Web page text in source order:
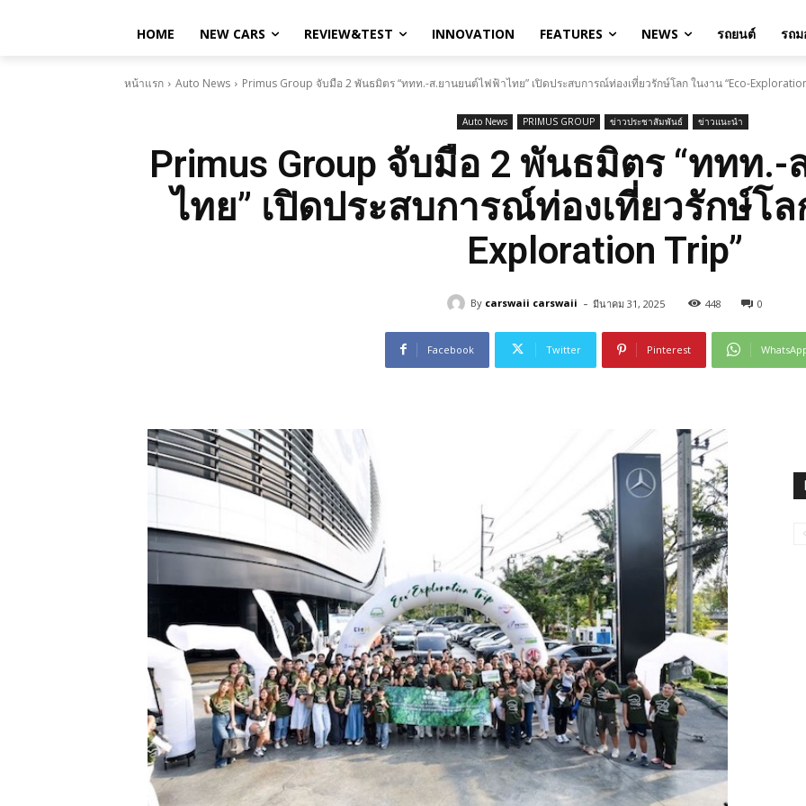
HOME NEW CARS REVIEW&TEST INNOVATION FEATURES NEWS รถยนต์ รถม
หน้าแรก Auto News Primus Group จับมือ 2 พันธมิตร “ททท.-ส.ยานยนต์ไฟฟ้าไทย” เปิดประสบการณ์ท่องเที่ยวรักษ์โลก ในงาน “Eco-
Auto News PRIMUS GROUP ข่าวประชาสัมพันธ์ ข่าวแนะนำ
Primus Group จับมือ 2 พันธมิตร “ททท
ไทย” เปิดประสบการณ์ท่องเที่ยวรักษ์โล
Exploration Trip”
By carswaii carswaii - มีนาคม 31, 2025 448 0
Facebook Twitter Pinterest